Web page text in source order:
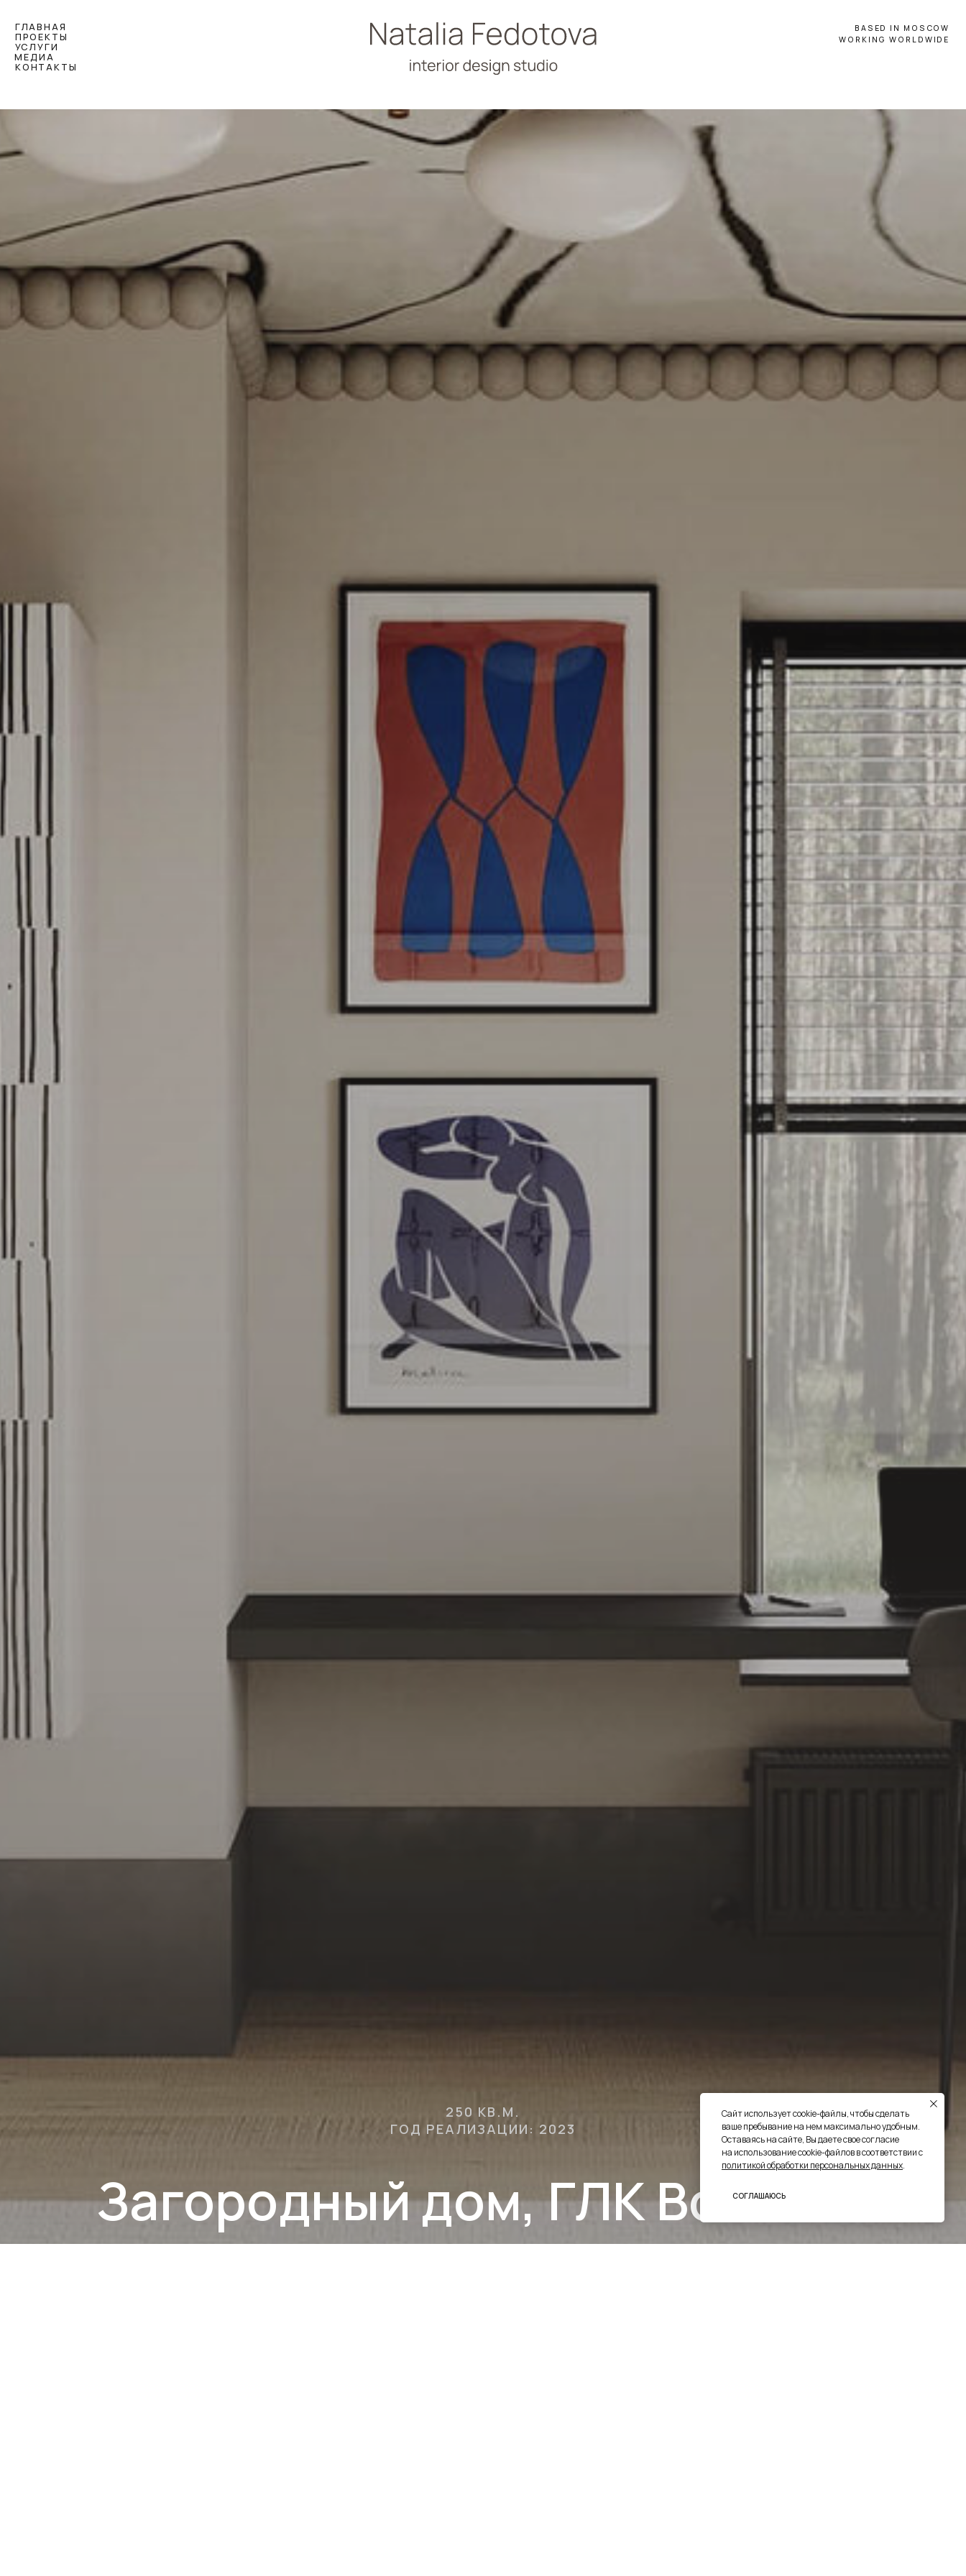
BASED IN MOSCOW
WORKING WORLDWIDE
ГЛАВНАЯ
ПРОЕКТЫ
УСЛУГИ
МЕДИА
КОНТАКТЫ
250 КВ.М.
ГОД РЕАЛИЗАЦИИ: 2023
Загородный дом, ГЛК Волчиха
Сайт использует cookie-файлы, чтобы сделать
ваше пребывание на нем максимально удобным.
Оставаясь на сайте, Вы даете свое согласие
на использование cookie-файлов в соответствии с
политикой обработки персональных данных.
СОГЛАШАЮСЬ